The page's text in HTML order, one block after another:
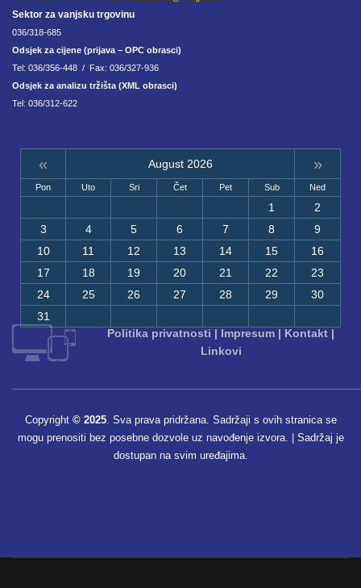
Sektor za vanjsku trgovinu
036/318-685
Odsjek za cijene (prijava – OPC obrasci)
Tel: 036/356-448 / Fax: 036/327-936
Odsjek za analizu tržišta (XML obrasci)
Tel: 036/312-622
« August 2026 »
Pon Uto Sri Čet Pet Sub Ned
1
2
3
4 5 6 7 8
9
10
11 12 13 14 15
16
17
18 19 20 21 22
23
24
25 26 27 28 29
30
31
Politika privatnosti | Impresum | Kontakt |
Linkovi
Copyright © 2025. Sva prava pridržana. Sadržaji s ovih stranica se
mogu prenositi bez posebne dozvole uz navođenje izvora. | Sadržaj je
dostupan na svim uređajima.